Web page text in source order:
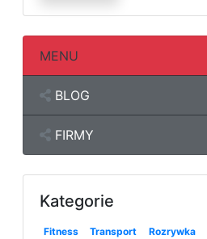
MENU
BLOG
FIRMY
Kategorie
Fitness Transport Rozrywka